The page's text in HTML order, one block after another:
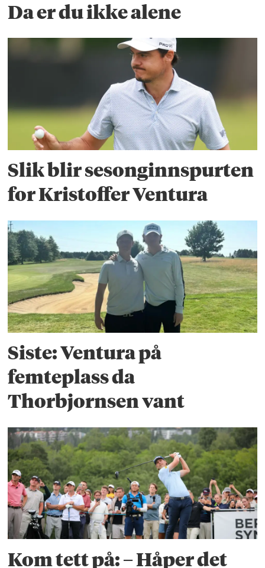
Da er du ikke alene
Slik blir sesonginnspurten
for Kristoffer Ventura
Siste: Ventura på
femteplass da
Thorbjornsen vant
Kom tett på: – Håper det